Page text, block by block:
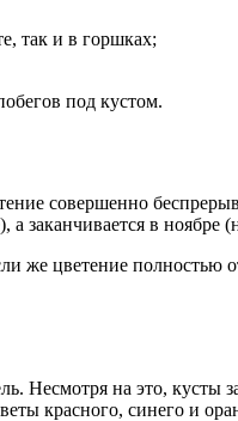
так и в горшках;
под кустом.
совершенно
заканчивается в ноябре
же цветение полностью
Несмотря на это,
красного, синего и